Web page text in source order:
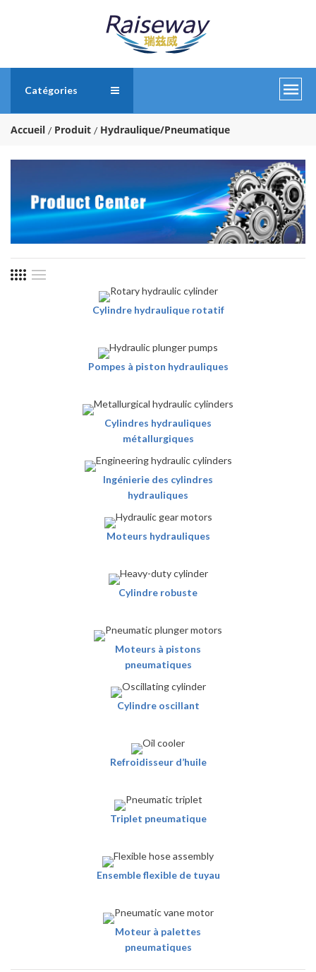
Catégories
Accueil Produit Hydraulique/Pneumatique
Cylindre hydraulique rotatif
Pompes à piston hydrauliques
Cylindres hydrauliques
métallurgiques
Ingénierie des cylindres
hydrauliques
Moteurs hydrauliques
Cylindre robuste
Moteurs à pistons
pneumatiques
Cylindre oscillant
Refroidisseur d’huile
Triplet pneumatique
Ensemble flexible de tuyau
Moteur à palettes
pneumatiques